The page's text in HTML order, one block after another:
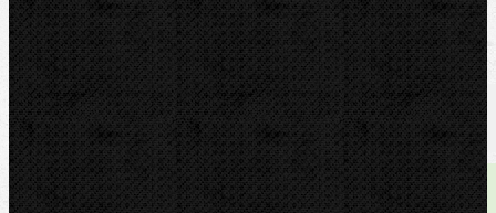
U nás zaplatíte
1 090,00Kč
U nás zaplatíte s DPH
1 318,90 Kč
Dostupnost: